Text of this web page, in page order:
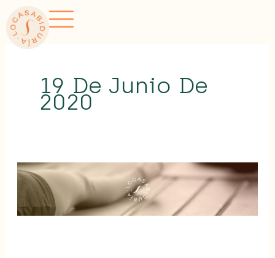
contenido
19 De Junio De
2020
Mindfulness
relajación:
practica